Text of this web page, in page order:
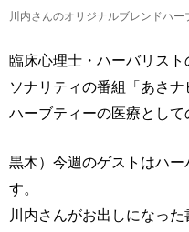
川内さんのオリジナルブレンドハー
臨床心理士・ハーバリス
ソナリティの番組「あさナ
ハーブティーの医療として
黒木）今週のゲストはハ
す。
川内さんがお出しになっ